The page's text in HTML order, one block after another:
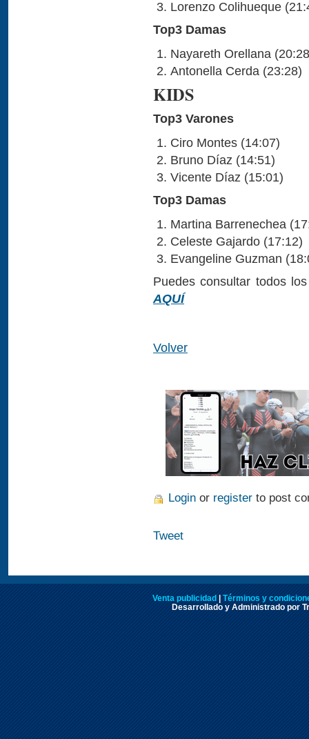
Lorenzo Colihueque
Top3 Damas
Nayareth Orellana
Antonella Cerda (23:28)
KIDS
Top3 Varones
Ciro Montes (14:07)
Bruno Díaz (14:51)
Vicente Díaz (15:01)
Top3 Damas
Martina Barrenechea
Celeste Gajardo (17:12)
Evangeline Guzman
Puedes consultar todos
AQUÍ
Volver
Login or register to post
Tweet
Venta publicidad | Términos y
Desarrollado y Administrado por